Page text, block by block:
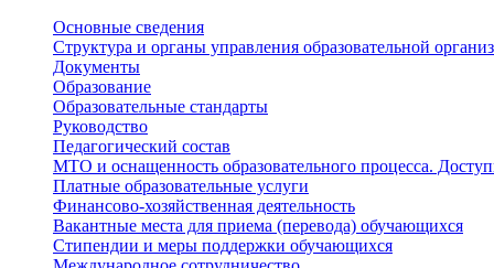
Основные сведения
Структура и органы управления образовательной
Документы
Образование
Образовательные стандарты
Руководство
Педагогический состав
МТО и оснащенность образовательного процесса.
Платные образовательные услуги
Финансово-хозяйственная деятельность
Вакантные места для приема (перевода) обучающихся
Стипендии и меры поддержки обучающихся